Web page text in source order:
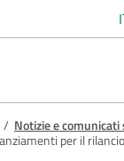
principale
/ Notizie e
per il